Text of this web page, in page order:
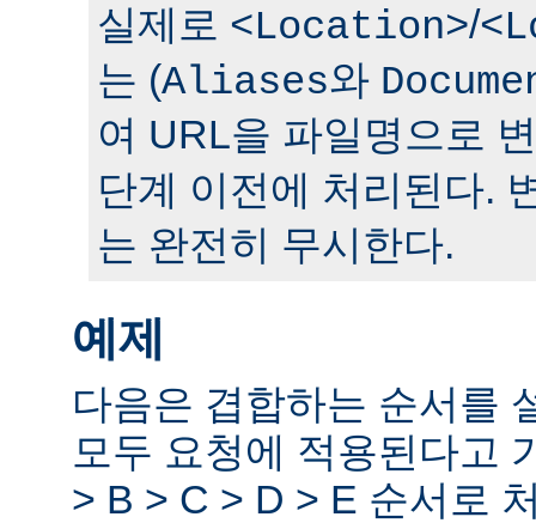
실제로 <Location>/
는 (Aliases와
여 URL을 파일명으로
단계 이전에 처리된다.
는 완전히 무시한다.
예제
다음은 겹합하는 순서를
모두 요청에 적용된다고
> B > C > D > E 순서로